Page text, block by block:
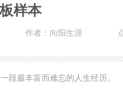
样本
作者：向阳生涯
段最丰富而难忘的人生经历。